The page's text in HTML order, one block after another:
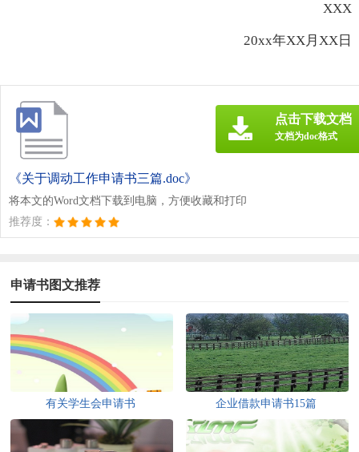
XXX
20xx年XX月XX日
《关于调动工作申请书三篇.doc》
将本文的Word文档下载到电脑，方便收藏和打印
推荐度：
点击下载文档
文档为doc格式
申请书图文推荐
有关学生会申请书 企业借款申请书15篇